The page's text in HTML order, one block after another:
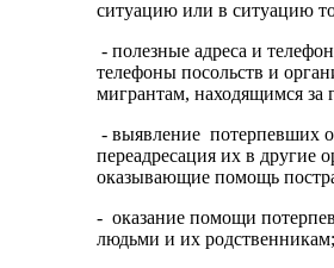
ситуацию или в ситуацию
- полезные адреса и
телефоны посольств и
мигрантам, находящимся за
- выявление потерпевших
переадресация их в другие
оказывающие помощь
- оказание помощи
людьми и их родственникам;